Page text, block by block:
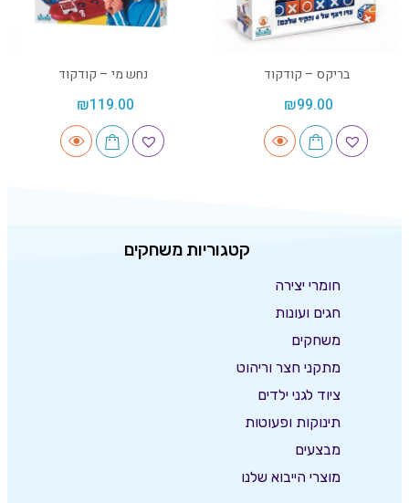
בריקס – קודקוד
₪99.00
נחש מי – קודקוד
₪119.00
קטגוריות משחקים
חומרי יצירה
חגים ועונות
משחקים
מתקני חצר וריהוט
ציוד לגני ילדים
תינוקות ופעוטות
מבצעים
מוצרי הייבוא שלנו